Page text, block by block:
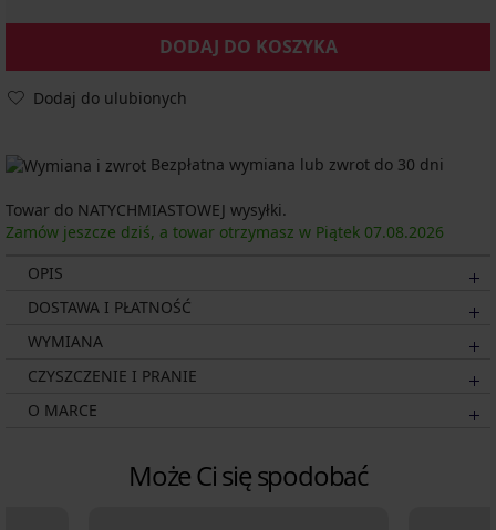
DODAJ DO KOSZYKA
Dodaj do ulubionych
Bezpłatna wymiana lub zwrot do 30 dni
Towar do NATYCHMIASTOWEJ wysyłki.
Zamów jeszcze dziś, a towar otrzymasz w Piątek 07.08.2026
OPIS
DOSTAWA I PŁATNOŚĆ
WYMIANA
CZYSZCZENIE I PRANIE
O MARCE
Może Ci się spodobać